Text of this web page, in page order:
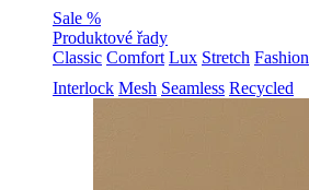
Sale %
Produktové řady
Classic Comfort Lux Stretch Fashion
Interlock Mesh Seamless Recycled